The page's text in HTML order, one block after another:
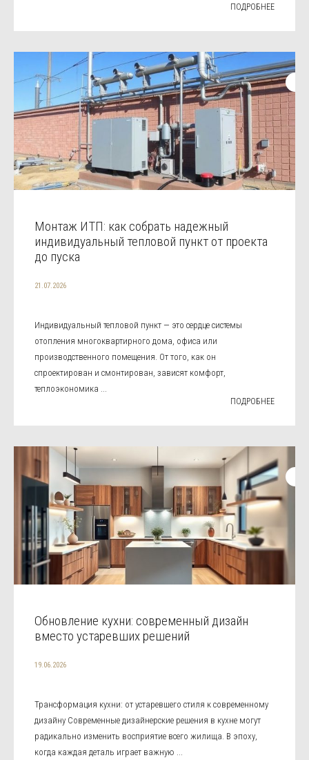
ПОДРОБНЕЕ
Монтаж ИТП: как собрать надежный
индивидуальный тепловой пункт от проекта
до пуска
21.07.2026
Индивидуальный тепловой пункт — это сердце системы
отопления многоквартирного дома, офиса или
производственного помещения. От того, как он
спроектирован и смонтирован, зависят комфорт,
теплоэкономика ...
ПОДРОБНЕЕ
Обновление кухни: современный дизайн
вместо устаревших решений
19.06.2026
Трансформация кухни: от устаревшего стиля к современному
дизайну Современные дизайнерские решения в кухне могут
радикально изменить восприятие всего жилища. В эпоху,
когда каждая деталь играет важную ...